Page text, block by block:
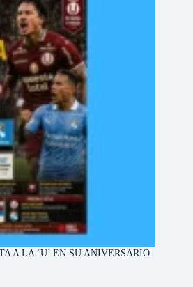
A LA ‘U’ EN SU ANIVERSARIO